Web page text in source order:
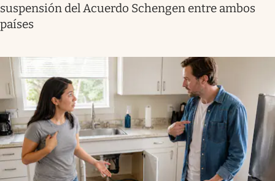
suspensión del Acuerdo Schengen entre ambos
países